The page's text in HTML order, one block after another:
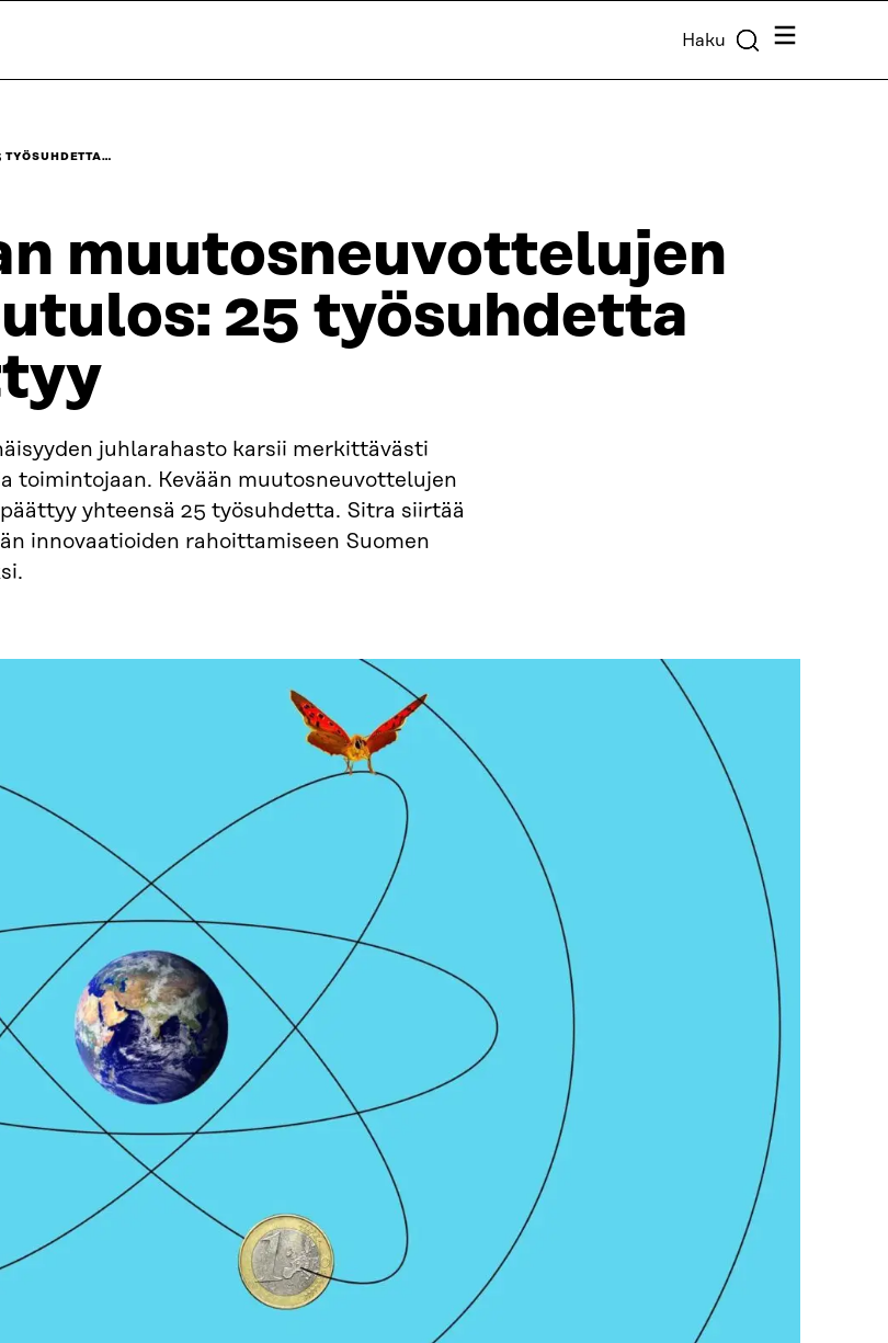
Haku Valikko
TYÖSUHDETTA…
muutosneuvottelujen
25 työsuhdetta
juhlarahasto karsii merkittävästi
toimintojaan. Kevään muutosneuvottelujen
yhteensä 25 työsuhdetta. Sitra siirtää
innovaatioiden rahoittamiseen Suomen